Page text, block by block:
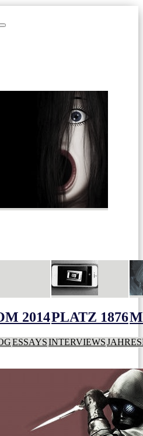
2014PLATZ 1876
ESSAYSINTERVIEWS